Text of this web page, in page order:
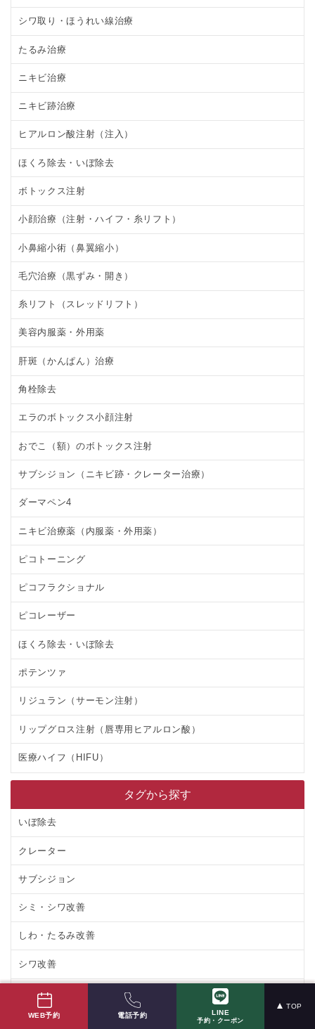
シワ取り・ほうれい線治療
たるみ治療
ニキビ治療
ニキビ跡治療
ヒアルロン酸注射（注入）
ほくろ除去・いぼ除去
ボトックス注射
小顔治療（注射・ハイフ・糸リフト）
小鼻縮小術（鼻翼縮小）
毛穴治療（黒ずみ・開き）
糸リフト（スレッドリフト）
美容内服薬・外用薬
肝斑（かんぱん）治療
角栓除去
エラのボトックス小顔注射
おでこ（額）のボトックス注射
サブシジョン（ニキビ跡・クレーター治療）
ダーマペン4
ニキビ治療薬（内服薬・外用薬）
ピコトーニング
ピコフラクショナル
ピコレーザー
ほくろ除去・いぼ除去
ポテンツァ
リジュラン（サーモン注射）
リップグロス注射（唇専用ヒアルロン酸）
医療ハイフ（HIFU）
タグから探す
いぼ除去
クレーター
サブシジョン
シミ・シワ改善
しわ・たるみ改善
シワ改善
セルフケア
ダーマペン
WEB予約 電話予約 LINE
予約・クーポン
TOP